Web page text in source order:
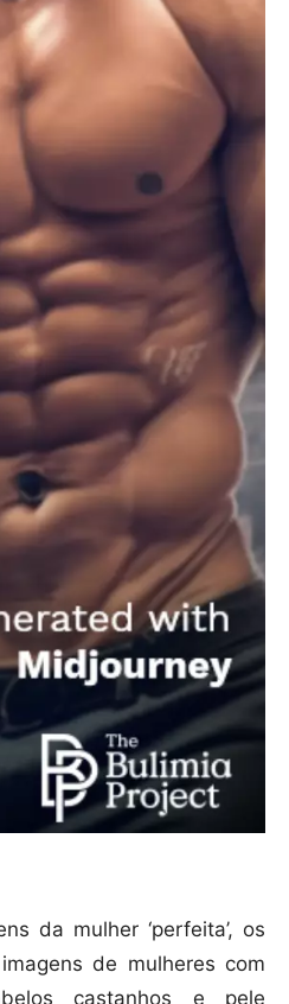
da mulher ‘perfeita’, os
de mulheres com
castanhos e pele